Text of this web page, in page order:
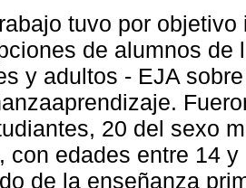
tuvo por objetivo
de alumnos de
y adultos - EJA
20 del sexo
con edades entre 14
de la enseñanza